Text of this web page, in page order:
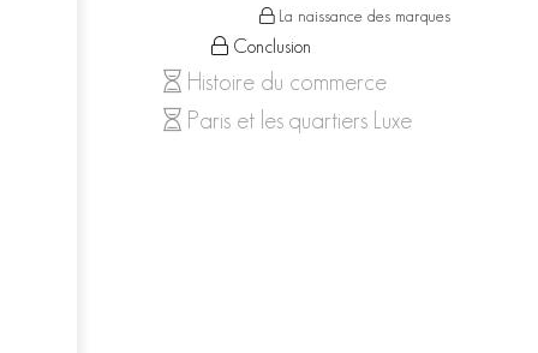
La naissance des marques
Conclusion
Histoire du commerce
Paris et les quartiers Luxe